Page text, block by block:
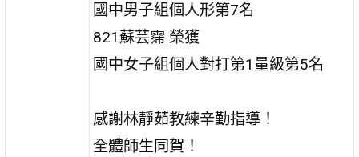
國中男子組個人形第7名
821蘇芸霈 榮獲
國中女子組個人對打第1量級第5名
感謝林靜茹教練辛勤指導！
全體師生同賀！